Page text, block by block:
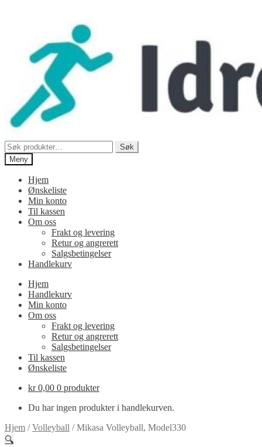
Søk
etter:
Søk
Meny
Hjem
Ønskeliste
Min konto
Til kassen
Om oss
Frakt og levering
Retur og angrerett
Salgsbetingelser
Handlekurv
Hjem
Handlekurv
Min konto
Om oss
Frakt og levering
Retur og angrerett
Salgsbetingelser
Til kassen
Ønskeliste
kr0,00 0 produkter
Du har ingen produkter i handlekurven.
Hjem /Volleyball /Mikasa Volleyball, Model330
🔍